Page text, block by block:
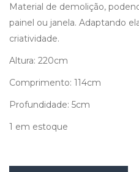
Material de demolição,
painel ou janela. Adaptando
criatividade.
Altura: 220cm
Comprimento: 114cm
Profundidade: 5cm
1 em estoque